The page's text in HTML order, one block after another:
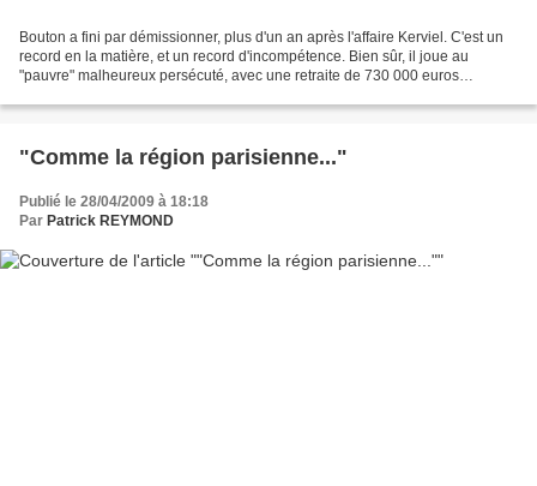
Bouton a fini par démissionner, plus d'un an après l'affaire Kerviel. C'est un
record en la matière, et un record d'incompétence. Bien sûr, il joue au
"pauvre" malheureux persécuté, avec une retraite de 730 000 euros
"Comme la région parisienne..."
Publié le 28/04/2009 à 18:18
Par Patrick REYMOND